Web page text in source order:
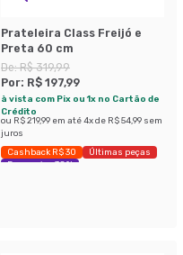
Prateleira Class Freijó e
Preta 60 cm
De:R$ 319,99
Por: R$ 197,99
à vista com Pix ou 1x no Cartão de
Crédito
ou R$ 219,99 em até4x de R$ 54,99 sem
juros
Cashback R$ 30
Últimas peças
Economize 38%